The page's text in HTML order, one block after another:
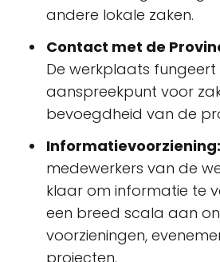
andere lokale zaken.
Contact met de
De werkplaats fungeert
aanspreekpunt voor
bevoegdheid van de
Informatievoorziening:
medewerkers van de
klaar om informatie te
een breed scala aan
voorzieningen,
projecten.